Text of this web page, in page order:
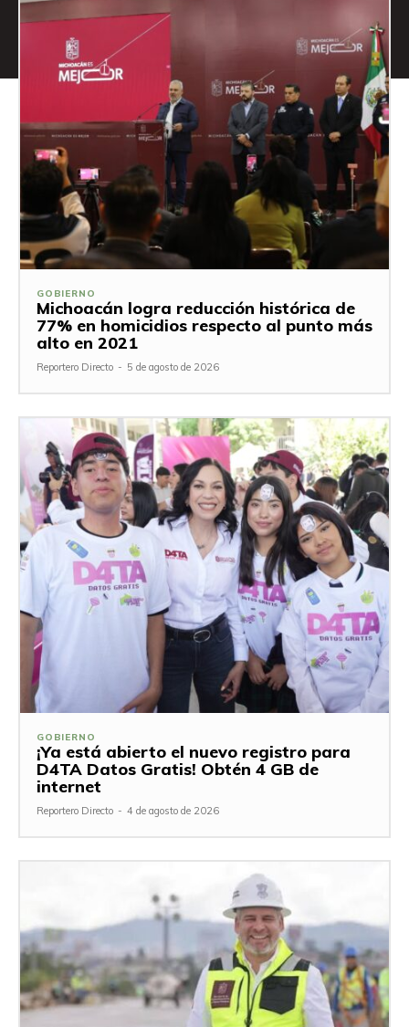
GOBIERNO
Michoacán logra reducción histórica de
77% en homicidios respecto al punto más
alto en 2021
Reportero Directo - 5 de agosto de 2026
GOBIERNO
¡Ya está abierto el nuevo registro para
D4TA Datos Gratis! Obtén 4 GB de
internet
Reportero Directo - 4 de agosto de 2026